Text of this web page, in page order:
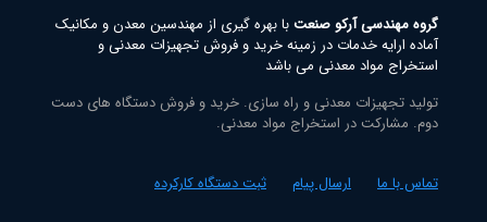
گروه مهندسی آرکو صنعتبا بهره گیری از مهندسین معدن و مکانیک
آماده ارایه خدمات در زمینه خرید و فروش تجهیزات معدنی و
استخراج مواد معدنی می باشد
تولید تجهیزات معدنی و راه سازی. خرید و فروش دستگاه های دست
دوم. مشارکت در استخراج مواد معدنی.
تماس با ما ارسال پیام ثبت دستگاه کارکرده